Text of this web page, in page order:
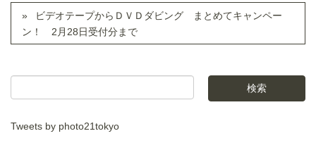
ビデオテープからＤＶＤダビング まとめてキャンペー
ン！ 2月28日受付分まで
Tweets by photo21tokyo